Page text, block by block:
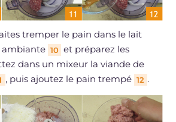
tremper le pain dans le lait
10 et préparez les
dans un mixeur la viande de
, puis ajoutez le pain trempé 12 .